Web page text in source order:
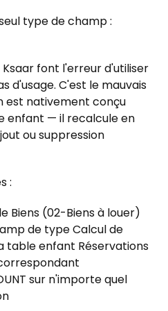
type de champ :
font l'erreur d'utiliser
d'usage. C'est le mauvais
est nativement conçu
enfant — il recalcule en
ou suppression
:
Biens (02-Biens à louer)
de type Calcul de
table enfant Réservations
sur n'importe quel